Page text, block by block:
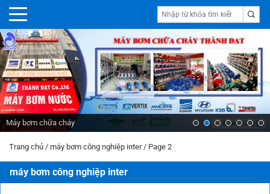
Máy bơm chữa cháy
Trang chủ / máy bơm công nghiệp inter/ Page 2
máy bơm công nghiệp inter